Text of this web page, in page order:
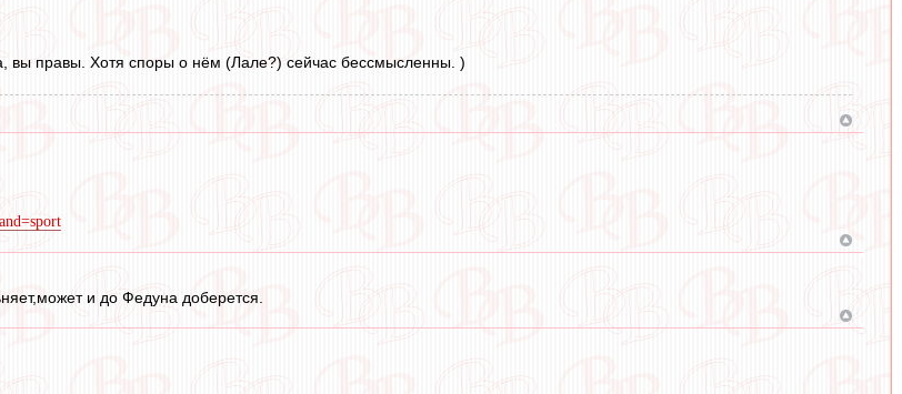
вы правы. Хотя споры о нём (Лале?) сейчас бессмысленны. )
и до Федуна доберется.